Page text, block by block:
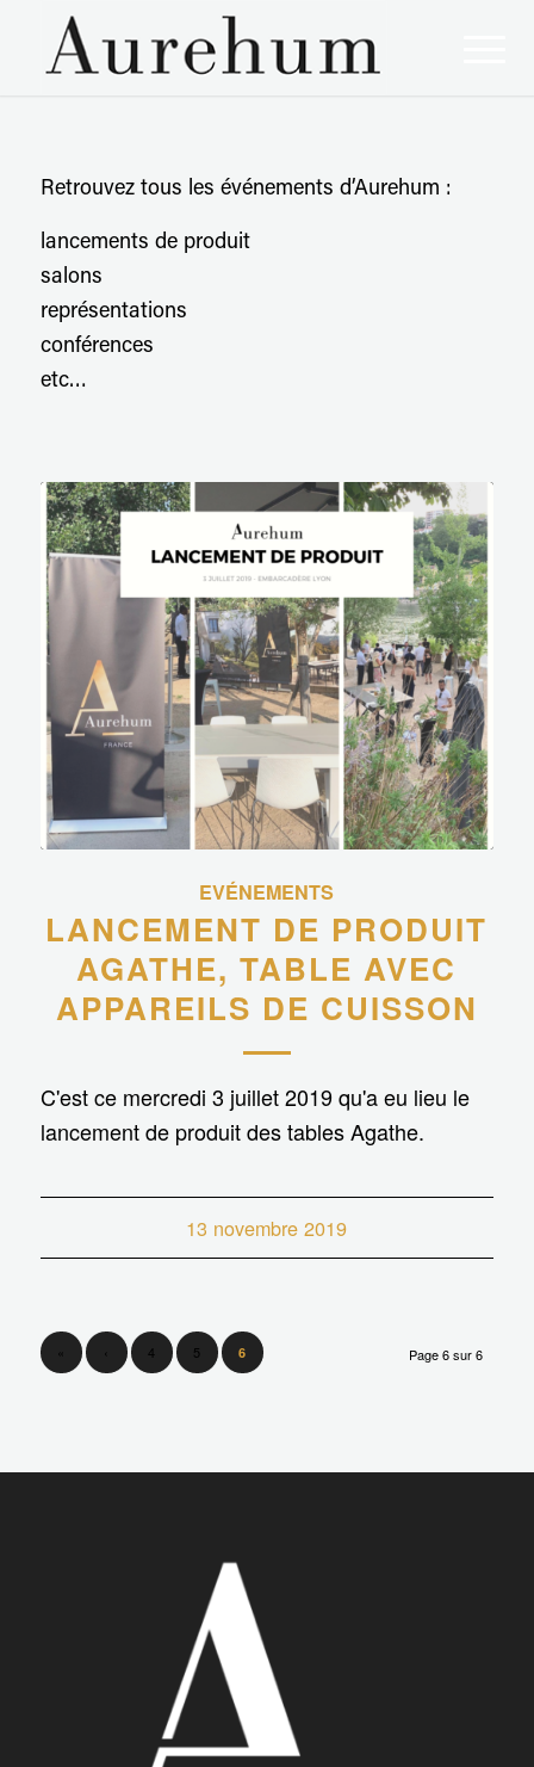
Retrouvez tous les événements d’Aurehum :
lancements de produit
salons
représentations
conférences
etc…
EVÉNEMENTS
LANCEMENT DE PRODUIT
AGATHE, TABLE AVEC
APPAREILS DE CUISSON
C'est ce mercredi 3 juillet 2019 qu'a eu lieu le
lancement de produit des tables Agathe.
13 novembre 2019
Page 6 sur 6
« ‹ 4 5 6